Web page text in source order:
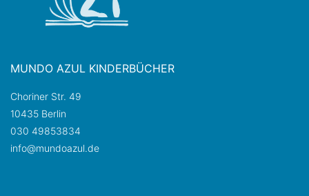
MUNDO AZUL KINDERBÜCHER
Choriner Str. 49
10435 Berlin
030 49853834
info@mundoazul.de